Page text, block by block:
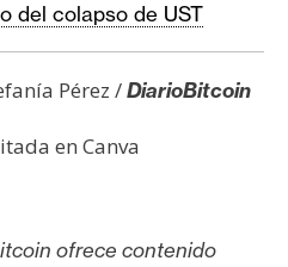
del colapso de UST
Pérez /DiarioBitcoin
en Canva
ofrece contenido